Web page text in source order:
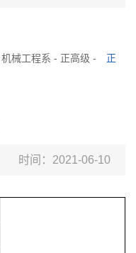
机械工程系 - 正高级 - 正
时间：2021-06-10